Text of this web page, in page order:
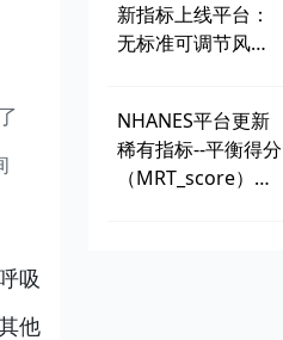
吸
他
新指标上线平台：
无标准可调节风险
NHANES平台更新
稀有指标--平衡得分
（MRT_score），